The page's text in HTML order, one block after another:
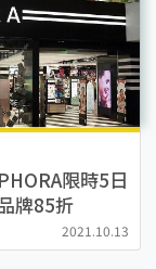
限時5日
牌85折
2021.10.13